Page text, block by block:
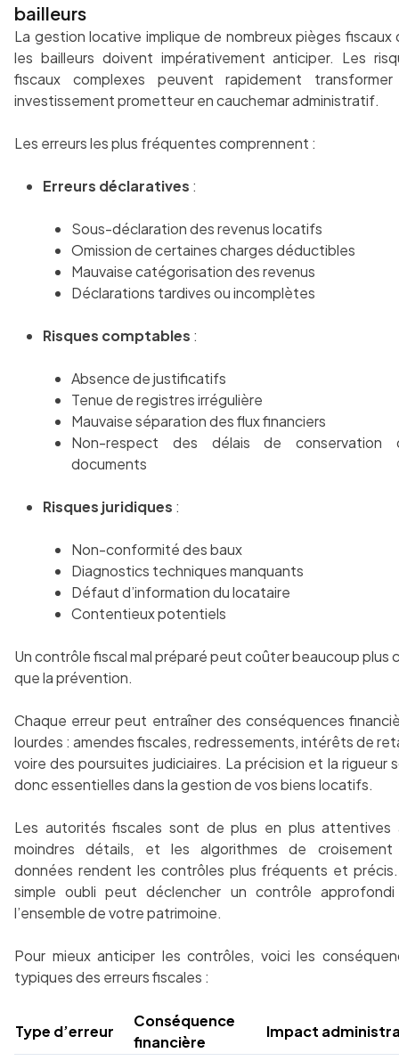
bailleurs
La gestion locative implique de nombreux pièges fiscaux
les bailleurs doivent impérativement anticiper. Les
fiscaux complexes peuvent rapidement
investissement prometteur en cauchemar administratif.
Les erreurs les plus fréquentes comprennent :
Erreurs déclaratives :
Sous-déclaration des revenus locatifs
Omission de certaines charges déductibles
Mauvaise catégorisation des revenus
Déclarations tardives ou incomplètes
Risques comptables :
Absence de justificatifs
Tenue de registres irrégulière
Mauvaise séparation des flux financiers
Non-respect des délais de conservation
documents
Risques juridiques :
Non-conformité des baux
Diagnostics techniques manquants
Défaut d’information du locataire
Contentieux potentiels
Un contrôle fiscal mal préparé peut coûter beaucoup plus
que la prévention.
Chaque erreur peut entraîner des conséquences
lourdes : amendes fiscales, redressements, intérêts de
voire des poursuites judiciaires. La précision et la rigueur
donc essentielles dans la gestion de vos biens locatifs.
Les autorités fiscales sont de plus en plus attentives
moindres détails, et les algorithmes de
données rendent les contrôles plus fréquents et
simple oubli peut déclencher un contrôle
l’ensemble de votre patrimoine.
Pour mieux anticiper les contrôles, voici les
typiques des erreurs fiscales :
Type d’erreur
Conséquence
financière
Impact